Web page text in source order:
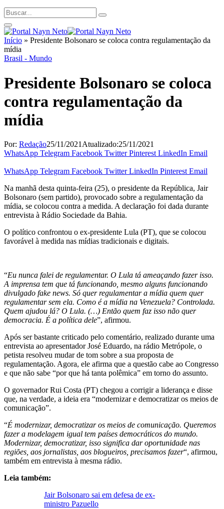
Início » Presidente Bolsonaro se coloca contra regulamentação da
mídia
Brasil - Mundo
Presidente Bolsonaro se coloca
contra regulamentação da
mídia
Por: Redação25/11/2021 Atualizado:25/11/2021
WhatsApp Telegram Facebook Twitter Pinterest LinkedIn Email
WhatsApp Telegram Facebook Twitter LinkedIn Pinterest Email
Na manhã desta quinta-feira (25), o presidente da República, Jair
Bolsonaro (sem partido), provocado sobre a regulamentação da
mídia, se colocou contra a medida. A declaração foi dada durante
entrevista à Rádio Sociedade da Bahia.
O político confrontou o ex-presidente Lula (PT), que se colocou
favorável à medida nas mídias tradicionais e digitais.
“Eu nunca falei de regulamentar. O Lula tá ameaçando fazer isso.
A imprensa tem que tá funcionando, mesmo alguns funcionando
divulgado fake news. Só quer regulamentar a mídia quem quer
regulamentar sem ela. Como é a mídia na Venezuela? Controlada.
Quem ajudou lá? O Lula. (…) Então quem faz isso não quer
democracia. É a política dele”, afirmou.
Após ser bastante criticado pelo comentário, realizado durante uma
entrevista ao apresentador José Eduardo, na rádio Metrópole, o
petista resolveu mudar de tom sobre a sua proposta de
regulamentação. Agora, ele afirma que a questão cabe ao Congresso
e que não sabe “por que há tanta polêmica” em torno do assunto.
O governador Rui Costa (PT) chegou a corrigir a liderança e disse
que, na verdade, a ideia era “modernizar e democratizar os meios de
comunicação”.
“É modernizar, democratizar os meios de comunicação. Queremos
fazer a modelagem igual tem países democráticos do mundo.
Modernizar, democratizar, isso significa dar oportunidade nas
regiões, aos jornalistas, aos blogueiros, precisamos fazer“, afirmou,
também em entrevista à mesma rádio.
Leia também:
Jair Bolsonaro sai em defesa de ex-
ministro Pazuello